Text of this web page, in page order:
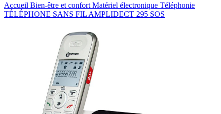
Accueil Bien-être et confort Matériel électronique Téléphonie
TÉLÉPHONE SANS FIL AMPLIDECT 295 SOS